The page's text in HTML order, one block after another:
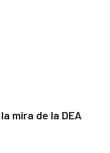
mira de la DEA